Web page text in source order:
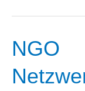
ambassador
NGO
NGO
Netzwerkteilnehmer